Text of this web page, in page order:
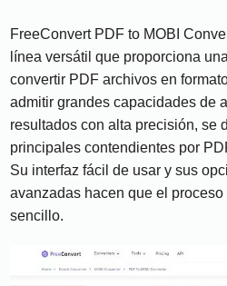
FreeConvert PDF to MOBI
línea versátil que proporciona
convertir PDF archivos en
admitir grandes capacidades de
resultados con alta precisión, se
principales contendientes por
Su interfaz fácil de usar y sus
avanzadas hacen que el
sencillo.